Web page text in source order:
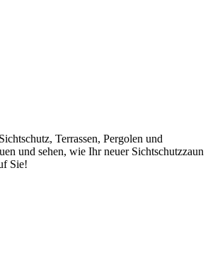
Terrassen, Pergolen und
und sehen, wie Ihr neuer Sichtschutzzaun
Sie!